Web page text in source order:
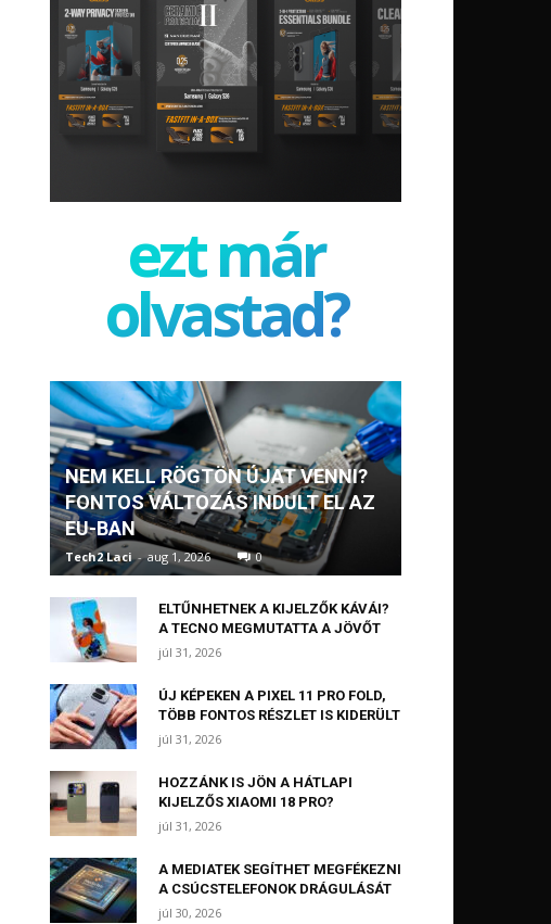
ezt már
olvastad?
NEM KELL RÖGTÖN ÚJAT VENNI?
FONTOS VÁLTOZÁS INDULT EL AZ
EU-BAN
Tech2 Laci - aug 1, 2026 0
ELTŰNHETNEK A KIJELZŐK KÁVÁI?
A TECNO MEGMUTATTA A JÖVŐT
júl 31, 2026
ÚJ KÉPEKEN A PIXEL 11 PRO FOLD,
TÖBB FONTOS RÉSZLET IS KIDERÜLT
júl 31, 2026
HOZZÁNK IS JÖN A HÁTLAPI
KIJELZŐS XIAOMI 18 PRO?
júl 31, 2026
A MEDIATEK SEGÍTHET MEGFÉKEZNI
A CSÚCSTELEFONOK DRÁGULÁSÁT
júl 30, 2026